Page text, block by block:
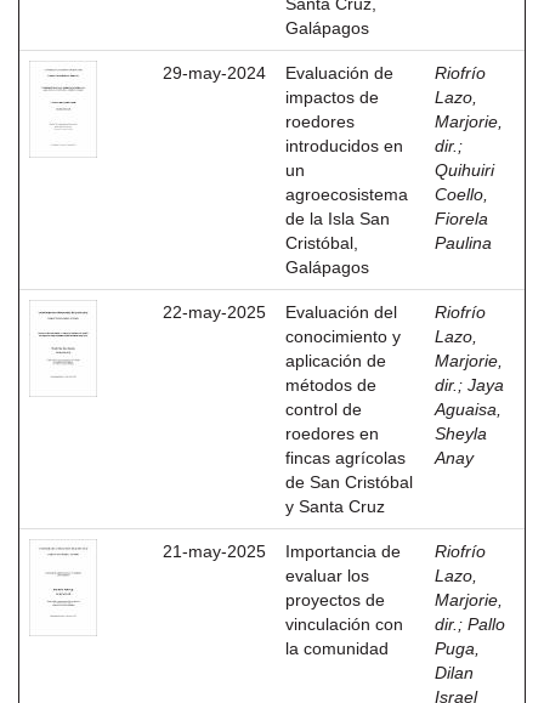
Galápagos
29-may-2024
Evaluación de
impactos de
roedores
introducidos en
un
agroecosistema
de la Isla San
Cristóbal,
Galápagos
Riofrío
Lazo,
Marjorie,
dir. ;
Quihuiri
Coello,
Fiorela
Paulina
22-may-2025
Evaluación del
conocimiento y
aplicación de
métodos de
control de
roedores en
fincas agrícolas
de San Cristóbal
y Santa Cruz
Riofrío
Lazo,
Marjorie,
dir. ; Jaya
Aguaisa,
Sheyla
Anay
21-may-2025
Importancia de
evaluar los
proyectos de
vinculación con
la comunidad
Riofrío
Lazo,
Marjorie,
dir. ; Pallo
Puga,
Dilan
Israel